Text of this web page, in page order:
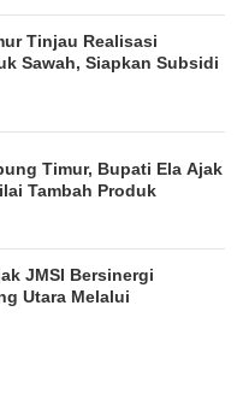
Tinjau Realisasi
Sawah, Siapkan Subsidi
Timur, Bupati Ela Ajak
Tambah Produk
JMSI Bersinergi
Utara Melalui